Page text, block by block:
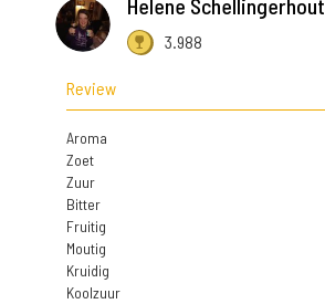
Helene Schellingerhout
3.988
Review
Aroma
Zoet
Zuur
Bitter
Fruitig
Moutig
Kruidig
Koolzuur